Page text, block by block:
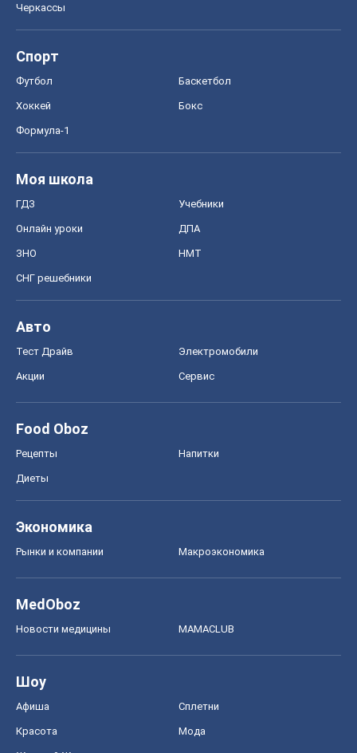
Черкассы
Спорт
Футбол Баскетбол
Хоккей Бокс
Формула-1
Моя школа
ГДЗ Учебники
Онлайн уроки ДПА
ЗНО НМТ
СНГ решебники
Авто
Тест Драйв Электромобили
Акции Сервис
Food Oboz
Рецепты Напитки
Диеты
Экономика
Рынки и компании Mакроэкономика
MedOboz
Новости медицины MAMACLUB
Шоу
Афиша Сплетни
Красота Мода